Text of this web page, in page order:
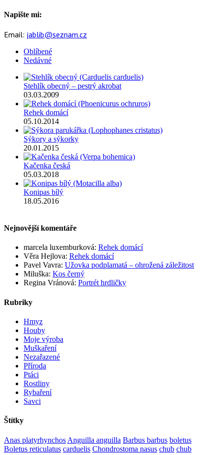
Napište mi:
Email: jablib@seznam.cz
Oblíbené
Nedávné
Stehlík obecný – pestrý akrobat
03.03.2009
Rehek domácí
05.10.2014
Sýkory a sýkorky
20.01.2015
Kačenka česká
05.03.2018
Konipas bílý
18.05.2016
Nejnovější komentáře
marcela luxemburková: Rehek domácí
Věra Hejlova: Rehek domácí
Pavel Vavra: Užovka podplamatá – ohrožená záležitost
Miluška: Kos černý
Regina Vránová: Portrét hrdličky
Rubriky
Hmyz
Houby
Moje výroba
Muškaření
Nezařazené
Příroda
Ptáci
Rostliny
Rybaření
Savci
Štítky
Anas platyrhynchos Anguilla anguilla Barbus barbus boletus
Boletus reticulatus carduelis Chondrostoma nasus chub chub